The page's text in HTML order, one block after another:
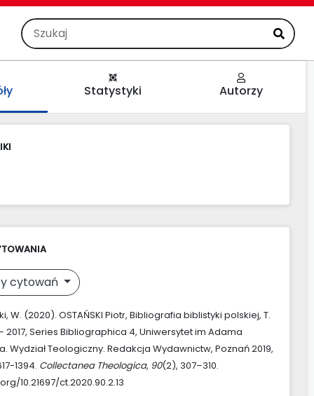
Statystyki Autorzy
cytowań
W. (2020). OSTAŃSKI Piotr, Bibliografia biblistyki polskiej, T.
2017, Series Bibliographica 4, Uniwersytet im Adama
Wydział Teologiczny. Redakcja Wydawnictw, Poznań 2019,
1394. Collectanea Theologica, 90(2), 307–310.
10.21697/ct.2020.90.2.13